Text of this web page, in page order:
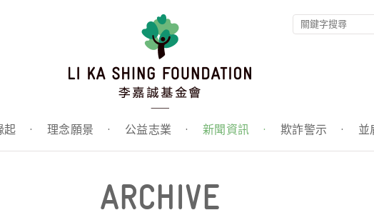
起 · 理念願景 · 公益志業 · 新聞資訊 · 欺詐警示 · 並
ARCHIVE